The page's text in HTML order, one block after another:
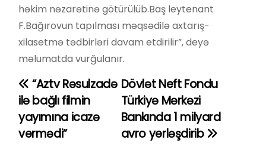
həkim nəzarətinə götürülüb.Baş leytenant
F.Bağırovun tapılması məqsədilə axtarış-
xilasetmə tədbirləri davam etdirilir”, deyə
məlumatda vurğulanır.
Y
a
z
Dövlət Neft Fondu
Türkiyə Mərkəzi
Bankında 1 milyard
avro yerləşdirib
“Aztv Rəsulzadə
ilə bağlı filmin
yayımına icazə
vermədi”